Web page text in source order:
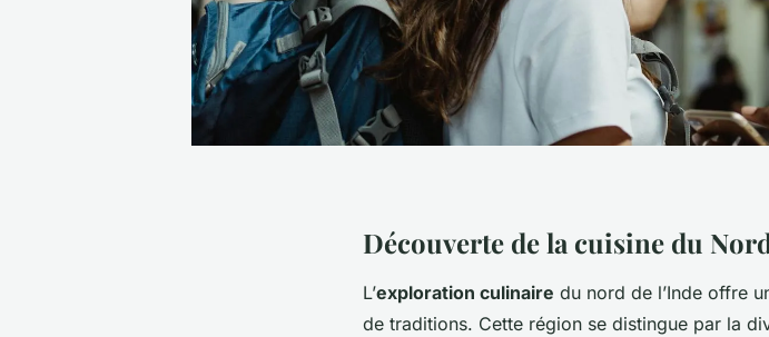
Découverte de la cuisine du
L’exploration culinaire du nord de l’Inde offre
de traditions. Cette région se distingue par la